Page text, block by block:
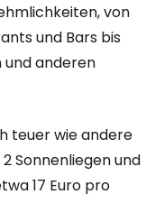
von
und Bars bis
und anderen
teuer wie andere
Sonnenliegen und
17 Euro pro